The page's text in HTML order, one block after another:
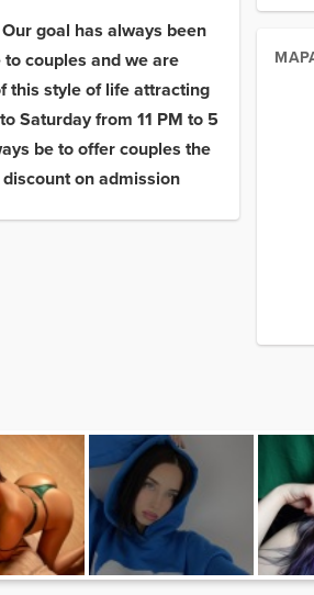
goal has always been
couples and we are
this style of life attracting
Saturday from 11 PM to 5
be to offer couples the
on admission